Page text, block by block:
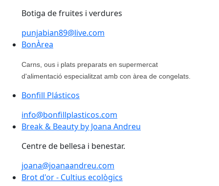
Botiga de fruites i verdures
punjabian89@live.com
BonÀrea
Carns, ous i plats preparats en supermercat
d'alimentació especialitzat amb con àrea de congelats.
Bonfill Plásticos
info@bonfillplasticos.com
Break & Beauty by Joana Andreu
Centre de bellesa i benestar.
joana@joanaandreu.com
Brot d'or - Cultius ecològics
Brot d'or - Cultius ecològics